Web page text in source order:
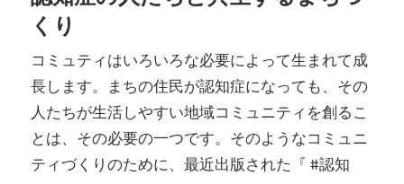
くり
コミュティはいろいろな必要によって生まれて成
長します。まちの住民が認知症になっても、その
人たちが生活しやすい地域コミュニティを創るこ
とは、その必要の一つです。そのようなコミュニ
ティづくりのために、最近出版された『 #認知